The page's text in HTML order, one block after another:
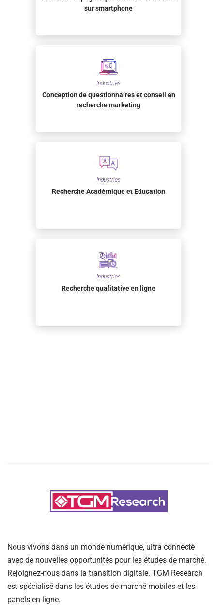
sur smartphone
Industries
Conception de questionnaires et conseil en
recherche marketing
Industries
Recherche Académique et Education
Industries
Recherche qualitative en ligne
Nous vivons dans un monde numérique, ultra connecté
avec de nouvelles opportunités pour les études de marché.
Rejoignez-nous dans la transition digitale. TGM Research
est spécialisé dans les études de marché mobiles et les
panels en ligne.